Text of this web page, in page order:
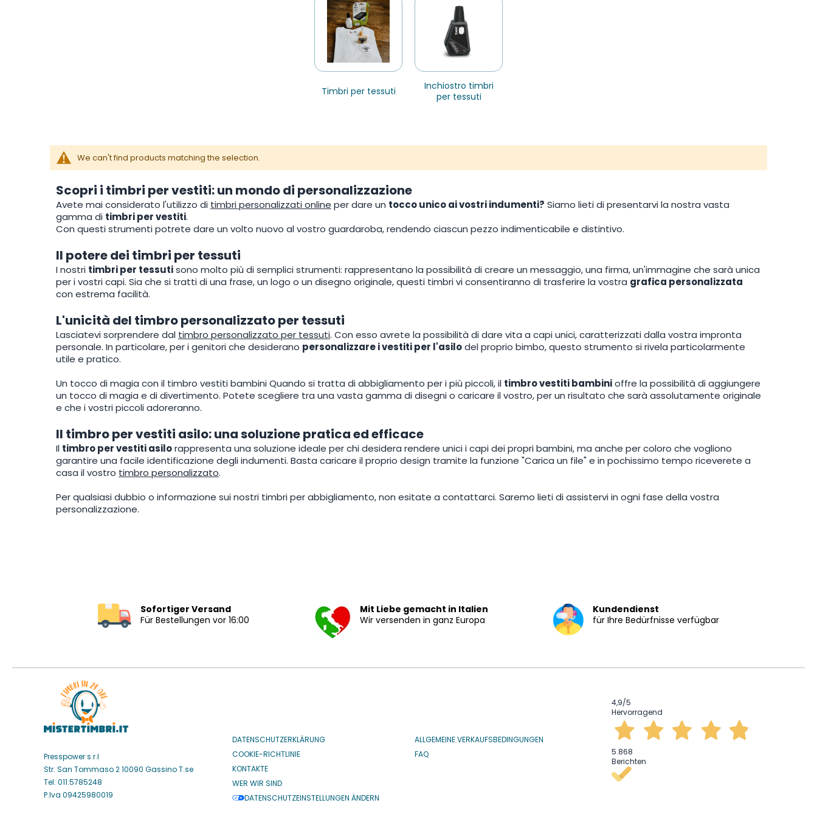
timbri per tessuti
inchiostro timbri
per tessuti
We can't find products matching the selection.
Scopri i timbri per vestiti: un mondo di personalizzazione
Avete mai considerato l'utilizzo di timbri personalizzati online per dare un tocco unico ai vostri indumenti? Siamo lieti di presentarvi la nostra vasta
gamma di timbri per vestiti.
Con questi strumenti potrete dare un volto nuovo al vostro guardaroba, rendendo ciascun pezzo indimenticabile e distintivo.
Il potere dei timbri per tessuti
I nostri timbri per tessutisono molto più di semplici strumenti: rappresentano la possibilità di creare un messaggio, una firma, un'immagine che sarà unica
per i vostri capi. Sia che si tratti di una frase, un logo o un disegno originale, questi timbri vi consentiranno di trasferire la vostra grafica personalizzata
con estrema facilità.
L'unicità del timbro personalizzato per tessuti
Lasciatevi sorprendere dal timbro personalizzato per tessuti. Con esso avrete la possibilità di dare vita a capi unici, caratterizzati dalla vostra impronta
personale. In particolare, per i genitori che desiderano personalizzare i vestiti per l'asilodel proprio bimbo, questo strumento si rivela particolarmente
utile e pratico.
Un tocco di magia con il timbro vestiti bambini Quando si tratta di abbigliamento per i più piccoli, il timbro vestiti bambinioffre la possibilità di aggiungere
un tocco di magia e di divertimento. Potete scegliere tra una vasta gamma di disegni o caricare il vostro, per un risultato che sarà assolutamente originale
e che i vostri piccoli adoreranno.
Il timbro per vestiti asilo: una soluzione pratica ed efficace
Il timbro per vestiti asilorappresenta una soluzione ideale per chi desidera rendere unici i capi dei propri bambini, ma anche per coloro che vogliono
garantire una facile identificazione degli indumenti. Basta caricare il proprio design tramite la funzione "Carica un file" e in pochissimo tempo riceverete a
casa il vostro timbro personalizzato.
Per qualsiasi dubbio o informazione sui nostri timbri per abbigliamento, non esitate a contattarci. Saremo lieti di assistervi in ogni fase della vostra
personalizzazione.
Sofortiger Versand
Für Bestellungen vor 16:00
Mit Liebe gemacht in Italien
Wir versenden in ganz Europa
Kundendienst
für Ihre Bedürfnisse verfügbar
Presspower s.r.l
Str. San Tommaso 2 10090 Gassino T.se
Tel: 011.5785248
P.Iva 09425980019
DATENSCHUTZERKLÄRUNG
COOKIE-RICHTLINIE
KONTAKTE
WER WIR SIND
DATENSCHUTZEINSTELLUNGEN ÄNDERN
ALLGEMEINE VERKAUFSBEDINGUNGEN
FAQ
4,9/5
Hervorragend
5.868
Berichten